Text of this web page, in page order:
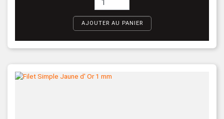
AJOUTER AU PANIER